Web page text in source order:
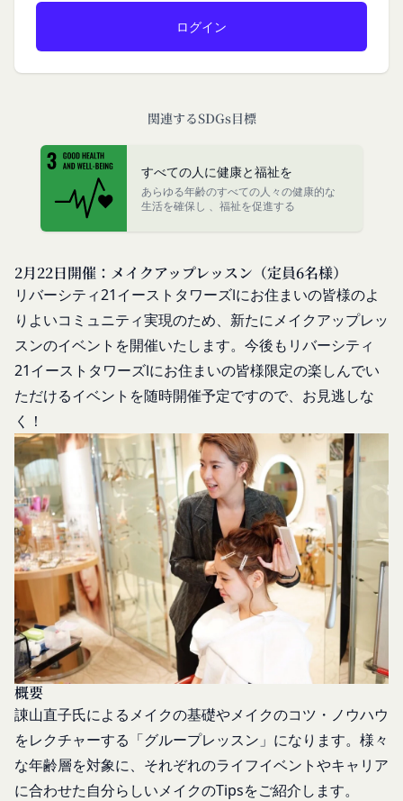
関連するSDGs目標
すべての人に健康と福祉を
あらゆる年齢のすべての人々の健康的な
生活を確保し 、福祉を促進する
2月22日開催：メイクアップレッスン（定員6名様）
リバーシティ21イーストタワーズⅠにお住まいの皆様のよ
りよいコミュニティ実現のため、 新たにメイクアップレッ
スンのイベントを開催いたします。今後もリバーシティ
21イーストタワーズⅠにお住まいの皆様限定の楽しんでい
ただけるイベントを随時開催予定ですので、お見逃しな
く！
概要
諌山直子氏によるメイクの基礎やメイクのコツ・ノウハウ
をレクチャーする「グループレッスン」になります。様々
な年齢層を対象に、それぞれのライフイベントやキャリア
に合わせた自分らしいメイクのTipsをご紹介します。
当社が各サービスにおいて取得すると定めた情報
端末情報
お客様が、端末または携帯端末上で当社のサービス
レスを取得する場合があります。また、当社は、お
客様が端末に関連付けた名前、端末の種類、電話番
号、国、およびユーザー名、もしくはメールアドレ
スなど、お客様が提供することを選択したその他の
あらゆる情報を取得する場合があります。
位置情報
を利用し、そこで位置情報を提供することを認めた
場合、当社は、お客様の位置情報を取得することが
あります。通常はお客様のブラウザや端末の設定に
より無効にすることができますが、無効にした場合
には当社のサービスの一部が利用できなくなくなる
ことがあります。
お客様のアクションに関する情報
に提供した情報および当社のサービスを提供してい
る第三者サービス提供者を通じて提供した情報を、
当社は取得・保管することがあります。お客様のサ
ービスご利用状況、他の利用者との交流に関する情
報も取得することがあります。
外部サービスとの連携により取得する情報
外部サービスでお客様が利用するIDおよびその他
外部サービスのプライバシー設定によりお客様が提
携先に開示を認めた情報を取得することがありま
す。
取得した個人情報等の利用目的
当社は、お客様からご提供いただいたお客様情報
を、当社各サービスの利用規約において定める利用
目的の範囲内で利用します。
Cookie（クッキー）について
当社は、お客様にとってより使いやすく、より価値
ある情報を提供するためにCookie(以下「クッキ
スを利用されているものとみなします。
れを承認した特定の法人、団体、個人をいいます。
本サービスの利用を希望する法人、団体、個人をい
います。
「会員登録」
第4条に規定する方法に従って、登録希望者が行う
「登録情報」
登録希望者及び利用者が会員登録時に登録した当社
が定める情報、本サービス利用中に当社が必要と判
断して登録を求めた情報及びこれらの情報について
利用者自身が追加、変更を行った場合の当該情報を
いいます。
「アカウント」
の総体をいいます。
「パスワード」
登録情報と組み合わせて、会員とその他の者とを識
別するために用いられる符号をいいます。
「提携パートナー」
当社との間で締結する契約に基づき、本サービスと
提携するサービス（以下「提携サービス」といいま
す。）を提供し、又はその運営を行う者をいいま
す。
第2条（総則・適用範囲）
本規約は、会員と当社間において本サービスの利用
提供条件及び当社と会員との権利義務関係を定める
ものです。
当社が、当社ウェブサイト上に本サービスに関する
個別規定や追加規定を掲載する場合、又は第11条